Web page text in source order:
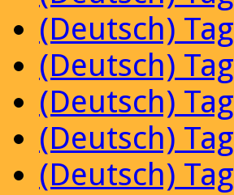
(Deutsch)
(Deutsch)
(Deutsch)
(Deutsch)
(Deutsch)